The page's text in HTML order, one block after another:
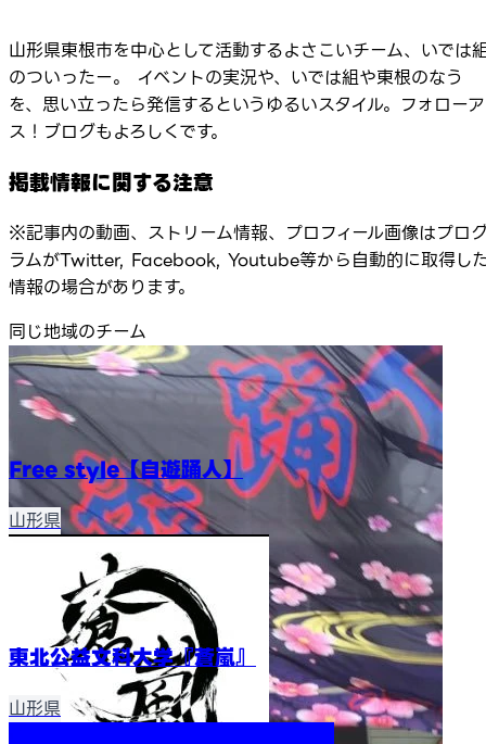
山形県東根市を中心として活動するよさこいチーム、いでは
のついったー。 イベントの実況や、いでは組や東根のなう
を、思い立ったら発信するというゆるいスタイル。フォローア
ス！ブログもよろしくです。
掲載情報に関する注意
※記事内の動画、ストリーム情報、プロフィール画像はプロ
ラムがTwitter, Facebook, Youtube等から自動的に取得し
情報の場合があります。
同じ地域のチーム
Free style【自遊踊人】
山形県
東北公益文科大学『蒼嵐』
山形県